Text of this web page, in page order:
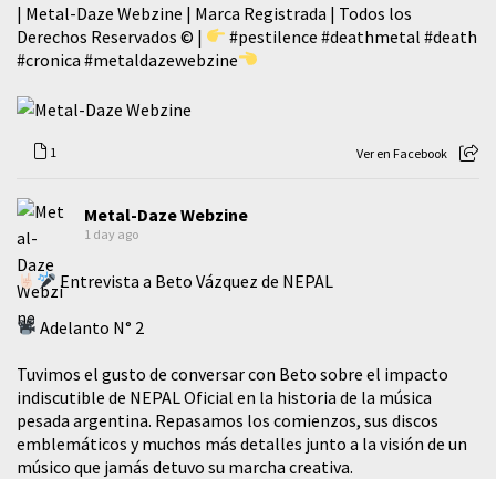
| Metal-Daze Webzine | Marca Registrada | Todos los
Derechos Reservados © |
#pestilence #deathmetal #death
#cronica #metaldazewebzine
1 Ver en Facebook
Metal-Daze Webzine
1 day ago
Entrevista a Beto Vázquez de NEPAL
Adelanto N° 2
Tuvimos el gusto de conversar con Beto sobre el impacto
indiscutible de NEPAL Oficial en la historia de la música
pesada argentina. Repasamos los comienzos, sus discos
emblemáticos y muchos más detalles junto a la visión de un
músico que jamás detuvo su marcha creativa.